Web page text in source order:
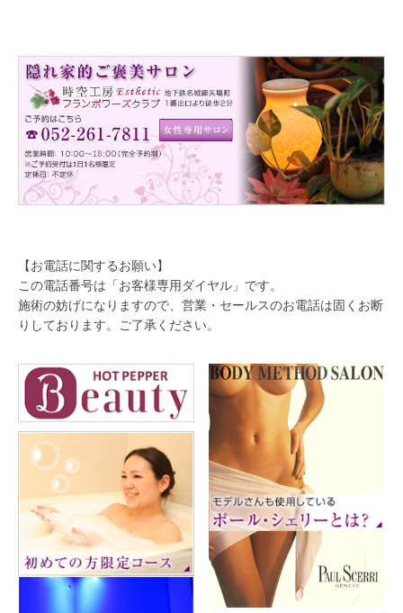
【お電話に関するお願い】
この電話番号は「お客様専用ダイヤル」です。
施術の妨げになりますので、営業・セールスのお電話は固くお断
りしております。ご了承ください。